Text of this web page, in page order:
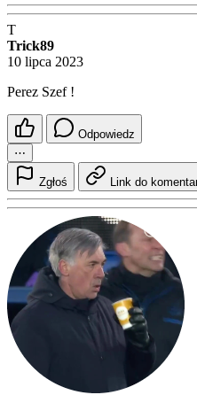
T
Trick89
10 lipca 2023
Perez Szef !
Odpowiedz
⋯
Zgłoś Link do